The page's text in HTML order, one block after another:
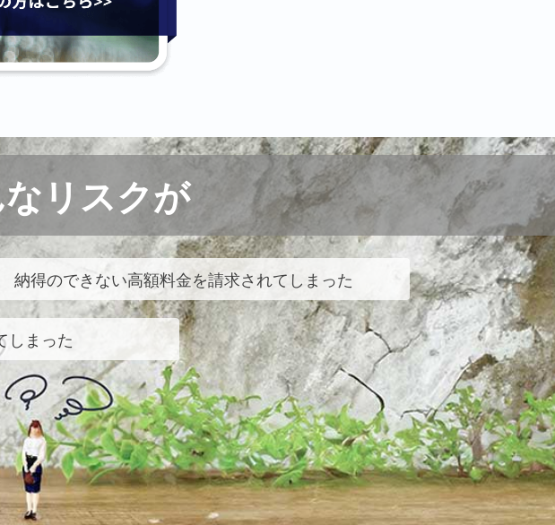
リスクが
納得のできない高額料金を請求されてしまった
しまった